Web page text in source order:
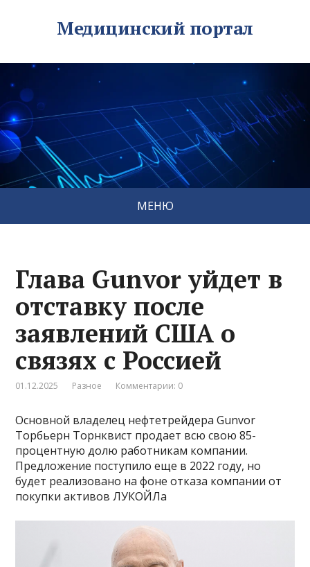
Медицинский портал
МЕНЮ
Глава Gunvor уйдет в
отставку после
заявлений США о
связях с Россией
01.12.2025 Разное Комментарии: 0
Основной владелец нефтетрейдера Gunvor
Торбьерн Торнквист продает всю свою 85-
процентную долю работникам компании.
Предложение поступило еще в 2022 году, но
будет реализовано на фоне отказа компании от
покупки активов ЛУКОЙЛа